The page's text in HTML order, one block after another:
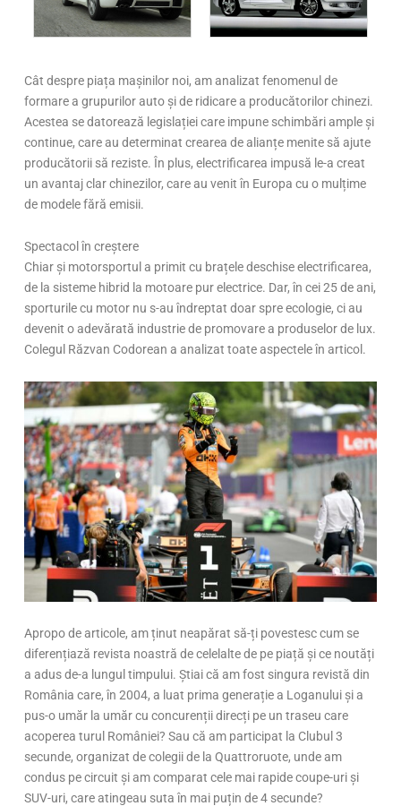
Cât despre piața mașinilor noi, am analizat fenomenul de
formare a grupurilor auto și de ridicare a producătorilor chinezi.
Acestea se datorează legislației care impune schimbări ample și
continue, care au determinat crearea de alianțe menite să ajute
producătorii să reziste. În plus, electrificarea impusă le-a creat
un avantaj clar chinezilor, care au venit în Europa cu o mulțime
de modele fără emisii.
Spectacol în creștere
Chiar și motorsportul a primit cu brațele deschise electrificarea,
de la sisteme hibrid la motoare pur electrice. Dar, în cei 25 de ani,
sporturile cu motor nu s-au îndreptat doar spre ecologie, ci au
devenit o adevărată industrie de promovare a produselor de lux.
Colegul Răzvan Codorean a analizat toate aspectele în articol.
Apropo de articole, am ținut neapărat să-ți povestesc cum se
diferențiază revista noastră de celelalte de pe piață și ce noutăți
a adus de-a lungul timpului. Știai că am fost singura revistă din
România care, în 2004, a luat prima generație a Loganului și a
pus-o umăr la umăr cu concurenții direcți pe un traseu care
acoperea turul României? Sau că am participat la Clubul 3
secunde, organizat de colegii de la Quattroruote, unde am
condus pe circuit și am comparat cele mai rapide coupe-uri și
SUV-uri, care atingeau suta în mai puțin de 4 secunde?